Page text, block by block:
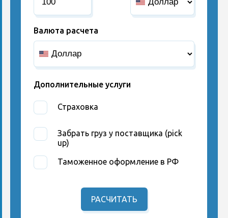
Валюта расчета
Дополнительные услуги
Страховка
Забрать груз у поставщика (pick
up)
Таможенное оформление в РФ
РАСЧИТАТЬ